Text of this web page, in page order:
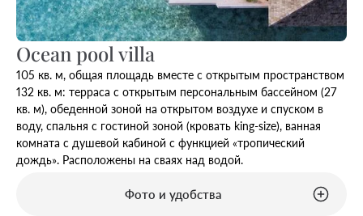
Ocean pool villa
105 кв. м, общая площадь вместе с открытым пространством
132 кв. м: терраса с открытым персональным бассейном (27
кв. м), обеденной зоной на открытом воздухе и спуском в
воду, спальня с гостиной зоной (кровать king-size), ванная
комната с душевой кабиной с функцией «тропический
дождь». Расположены на сваях над водой.
Фото и удобства